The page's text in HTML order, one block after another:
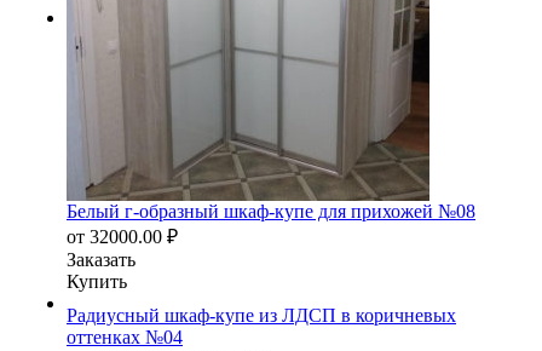
Белый г-образный шкаф-купе для прихожей №08
от 32000.00 ₽
Заказать
Купить
Радиусный шкаф-купе из ЛДСП в коричневых
оттенках №04